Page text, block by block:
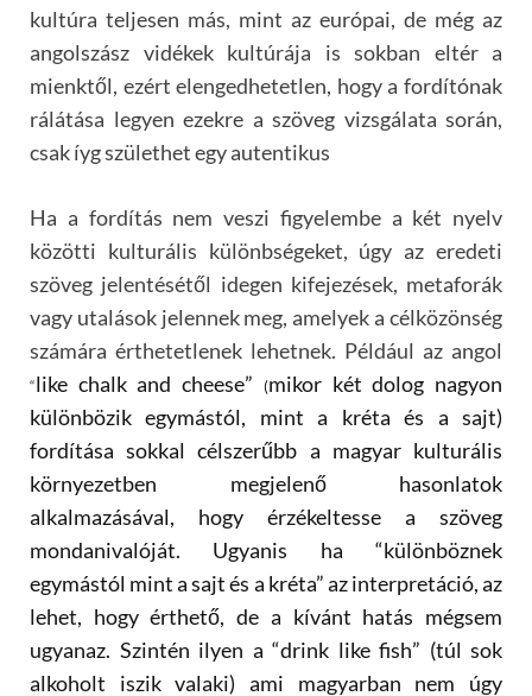
kultúra teljesen más, mint az európai, de még az
angolszász vidékek kultúrája is sokban eltér a
mienktől, ezért elengedhetetlen, hogy a fordítónak
rálátása legyen ezekre a szöveg vizsgálata során,
csak íyg születhet egy autentikus
Ha a fordítás nem veszi figyelembe a két nyelv
közötti kulturális különbségeket, úgy az eredeti
szöveg jelentésétől idegen kifejezések, metaforák
vagy utalások jelennek meg, amelyek a célközönség
számára érthetetlenek lehetnek. Például az angol
“like chalk and cheese” (mikor két dolog nagyon
különbözik egymástól, mint a krétaés a sajt)
fordítása sokkal célszerűbb a magyar kulturális
környezetben megjelenő hasonlatok
alkalmazásával, hogy érzékeltesse a szöveg
mondanivalóját. Ugyanis ha “különböznek
egymástól mint a sajtés a kréta” az interpretáció, az
lehet, hogyérthető, de a kívánt hatás mégsem
ugyanaz. Szintén ilyen a “drink like fish” (túl sok
alkoholt iszik valaki) ami magyarban nem úgy